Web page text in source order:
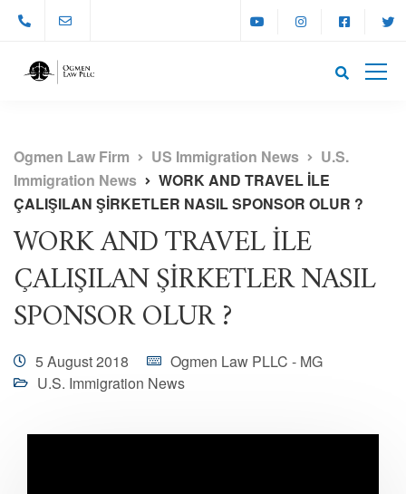
Ogmen Law Firm US Immigration News
U.S.
Immigration News
WORK AND TRAVEL İLE
ÇALIŞILAN ŞİRKETLER NASIL SPONSOR OLUR ?
WORK AND TRAVEL İLE
ÇALIŞILAN ŞİRKETLER NASIL
SPONSOR OLUR ?
5 August 2018
Ogmen Law PLLC - MG
U.S. Immigration News